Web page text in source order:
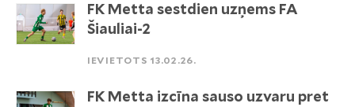
FK Metta sestdien uzņems FA
Šiauliai-2
IEVIETOTS 13.02.26.
FK Metta izcīna sauso uzvaru pret